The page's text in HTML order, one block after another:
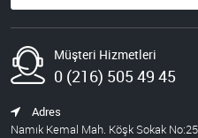
Müşteri Hizmetleri
0 (216) 505 49 45
Adres
Namık Kemal Mah. Köşk Sokak